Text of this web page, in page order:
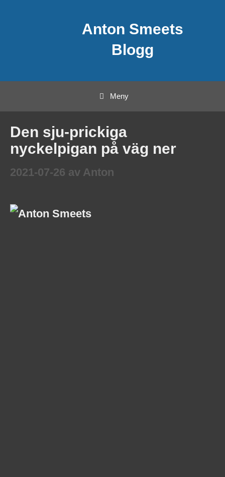
Anton Smeets
Blogg
Meny
Den sju-prickiga
nyckelpigan på väg ner
2021-07-26 av Anton